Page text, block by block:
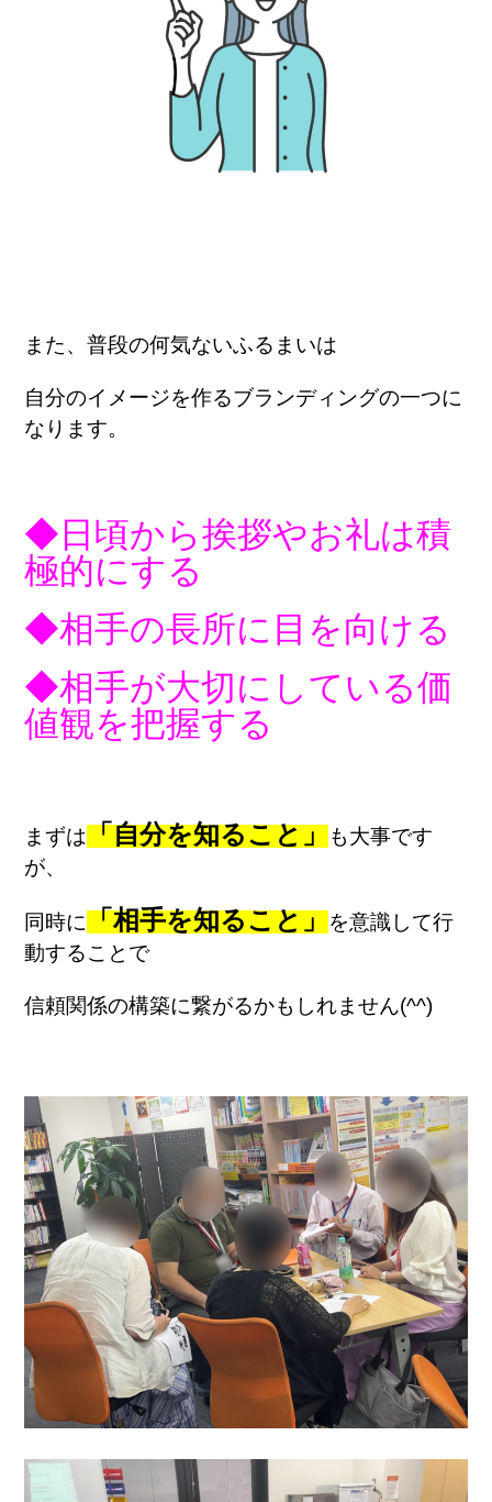
また、普段の何気ないふるまいは
自分のイメージを作るブランディングの一つに
なります。
◆日頃から挨拶やお礼は積
極的にする
◆相手の長所に目を向ける
◆相手が大切にしている価
値観を把握する
まずは「自分を知ること」も大事です
が、
同時に「相手を知ること」を意識して行
動することで
信頼関係の構築に繋がるかもしれません(^^)